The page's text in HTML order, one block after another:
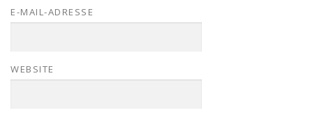
E-MAIL-ADRESSE
WEBSITE